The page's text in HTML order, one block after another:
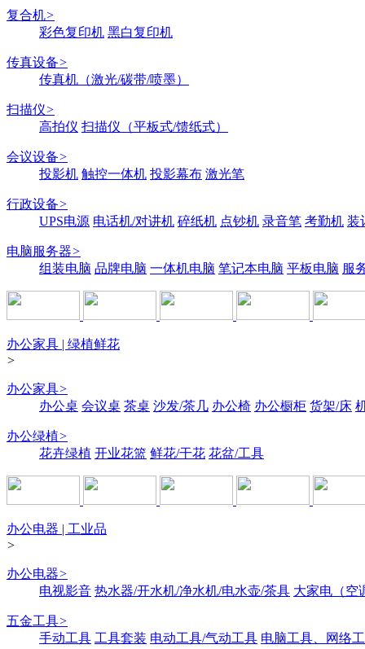
复合机>
彩色复印机 黑白复印机
传真设备>
传真机（激光/碳带/喷墨）
扫描仪>
高拍仪 扫描仪（平板式/馈纸式）
会议设备>
投影机 触控一体机 投影幕布 激光笔
行政设备>
UPS电源 电话机/对讲机 碎纸机 点钞机 录音笔 考勤机 装
电脑服务器>
组装电脑 品牌电脑 一体机电脑 笔记本电脑 平板电脑 服
办公家具 | 绿植鲜花
>
办公家具>
办公桌 会议桌 茶桌 沙发/茶几 办公椅 办公橱柜 货架/床
办公绿植>
花卉绿植 开业花篮 鲜花/干花 花盆/工具
办公电器 | 工业品
>
办公电器>
电视影音 热水器/开水机/净水机/电水壶/茶具 大家电（空
五金工具>
手动工具 工具套装 电动工具/气动工具 电脑工具、网络